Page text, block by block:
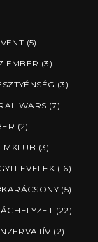
(5)
EMBER (3)
(3)
WARS (7)
(2)
(3)
LEVELEK (16)
KARÁCSONY(5)
(22)
(2)